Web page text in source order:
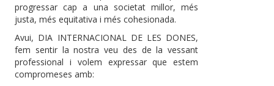
progressar cap a una societat millor, més
justa, més equitativa i més cohesionada.
Avui, DIA INTERNACIONAL DE LES DONES,
fem sentir la nostra veu des de la vessant
professional i volem expressar que estem
compromeses amb: